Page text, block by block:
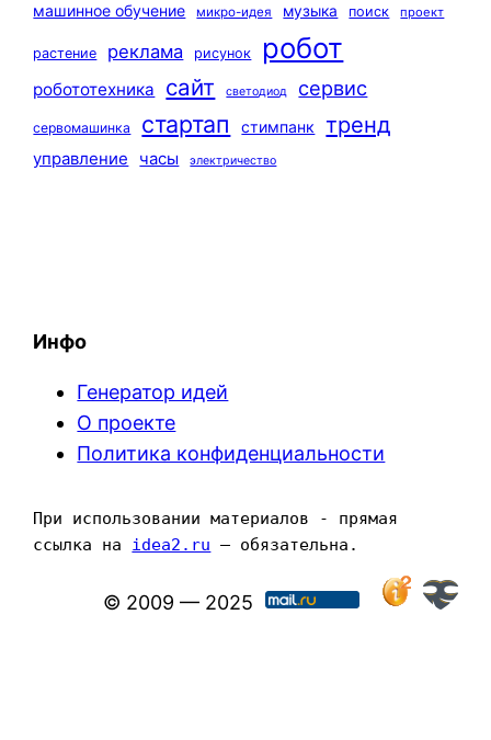
машинное обучение
микро-идея музыка поиск проект
растение реклама рисунок робот
робототехника сайт светодиод сервис
сервомашинка стартап стимпанк тренд
управление часы электричество
Инфо
Генератор идей
О проекте
Политика конфиденциальности
При использовании материалов - прямая
ссылка на idea2.ru — обязательна.
© 2009 — 2025